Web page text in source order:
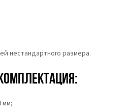
нестандартного размера.
мм;